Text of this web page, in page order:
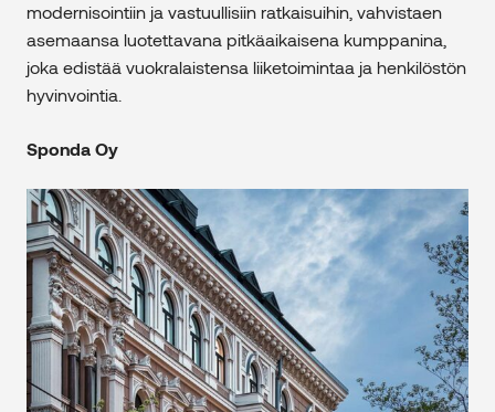
modernisointiin ja vastuullisiin ratkaisuihin, vahvistaen
asemaansa luotettavana pitkäaikaisena kumppanina,
joka edistää vuokralaistensa liiketoimintaa ja henkilöstön
hyvinvointia.
Sponda Oy